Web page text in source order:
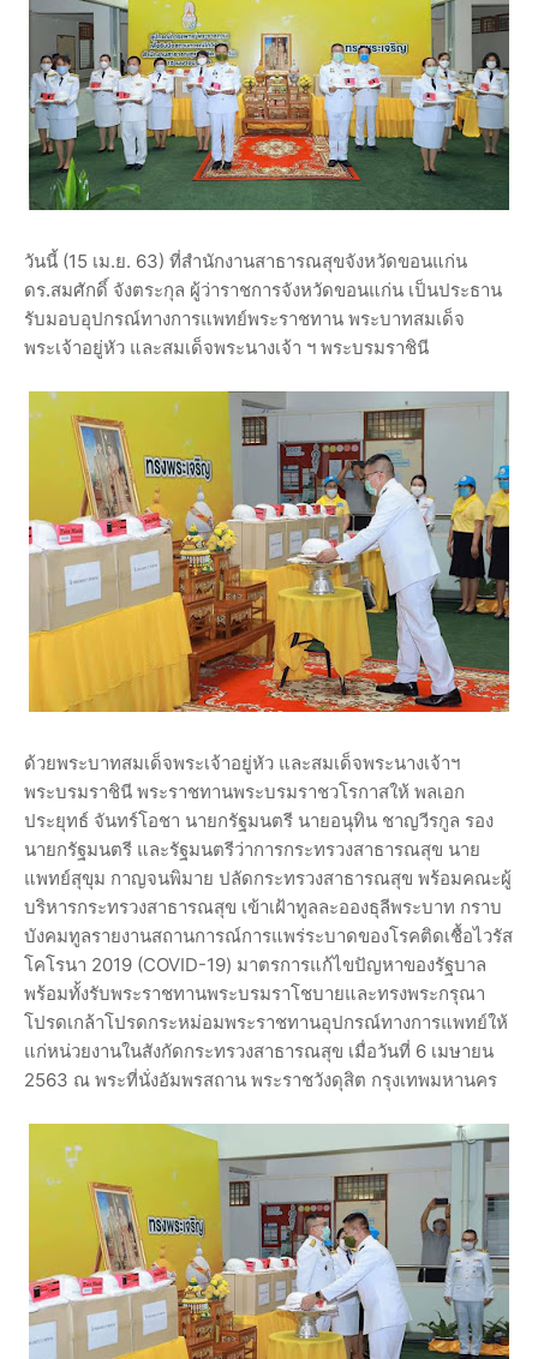
วันนี้ (15 เม.ย. 63) ที่สำนักงานสาธารณสุขจังหวัดขอนแก่น
ดร.สมศักดิ์ จังตระกุล ผู้ว่าราชการจังหวัดขอนแก่น เป็นประธาน
รับมอบอุปกรณ์ทางการแพทย์พระราชทาน พระบาทสมเด็จ
พระเจ้าอยู่หัว และสมเด็จพระนางเจ้า ฯ พระบรมราชินี
ด้วยพระบาทสมเด็จพระเจ้าอยู่หัว และสมเด็จพระนางเจ้าฯ
พระบรมราชินี พระราชทานพระบรมราชวโรกาสให้ พลเอก
ประยุทธ์ จันทร์โอชา นายกรัฐมนตรี นายอนุทิน ชาญวีรกูล รอง
นายกรัฐมนตรี และรัฐมนตรีว่าการกระทรวงสาธารณสุข นาย
แพทย์สุขุม กาญจนพิมาย ปลัดกระทรวงสาธารณสุข พร้อมคณะผู้
บริหารกระทรวงสาธารณสุข เข้าเฝ้าทูลละอองธุลีพระบาท กราบ
บังคมทูลรายงานสถานการณ์การแพร่ระบาดของโรคติดเชื้อไวรัส
โคโรนา 2019 (COVID-19) มาตรการแก้ไขปัญหาของรัฐบาล
พร้อมทั้งรับพระราชทานพระบรมราโชบายและทรงพระกรุณา
โปรดเกล้าโปรดกระหม่อมพระราชทานอุปกรณ์ทางการแพทย์ให้
แก่หน่วยงานในสังกัดกระทรวงสาธารณสุข เมื่อวันที่ 6 เมษายน
2563 ณ พระที่นั่งอัมพรสถาน พระราชวังดุสิต กรุงเทพมหานคร